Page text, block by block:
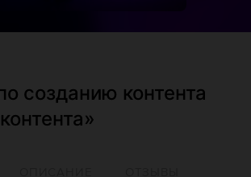
созданию контента